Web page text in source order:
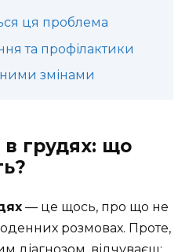
ця проблема
та профілактики
змінами
в грудях: що
— це щось, про що не
розмовах. Проте,